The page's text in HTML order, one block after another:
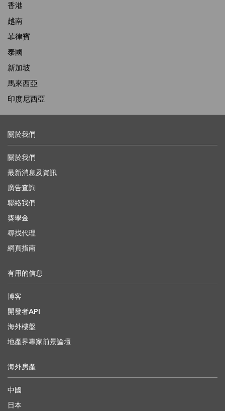
香港
越南
菲律賓
泰國
新加坡
馬來西亞
印度尼西亞
關於我們
關於我們
最新消息及資訊
廣告查詢
聯絡我們
獎學金
尋找代理
網頁指南
有用的信息
博客
開發者API
海外樓盤
地產界專家前景論壇
海外房產
中國
日本